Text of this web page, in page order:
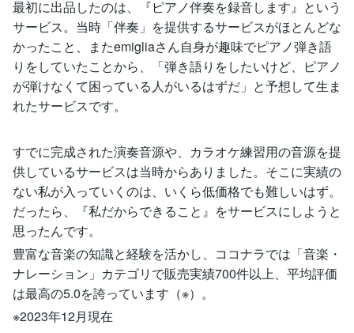
最初に出品したのは、『ピアノ伴奏を録音します』という
サービス。当時「伴奏」を提供するサービスがほとんどな
かったこと、またemigliaさん自身が趣味でピアノ弾き語
りをしていたことから、「弾き語りをしたいけど、ピアノ
が弾けなくて困っている人がいるはずだ」と予想して生ま
れたサービスです。
すでに完成された演奏音源や、カラオケ練習用の音源を提
供しているサービスは当時からありました。そこに実績の
ない私が入っていくのは、いくら低価格でも難しいはず。
だったら、『私だからできること』をサービスにしようと
思ったんです。
豊富な音楽の知識と経験を活かし、ココナラでは「音楽・
ナレーション」カテゴリで販売実績700件以上、平均評価
は最高の5.0を誇っています（※）。
※2023年12月現在